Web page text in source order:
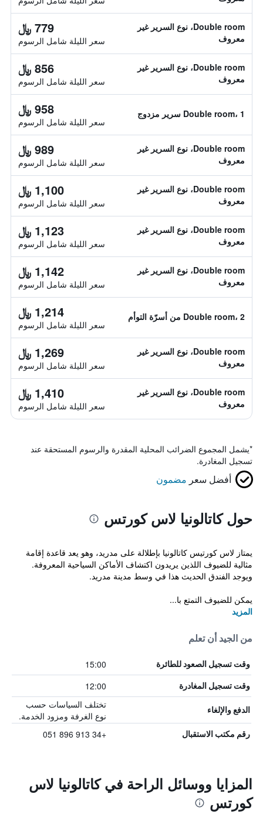
Double room، نوع السرير غير
معروف
779 ﷼
سعر الليلة شامل الرسوم
Double room، نوع السرير غير
معروف
856 ﷼
سعر الليلة شامل الرسوم
Double room، 1 سرير مزدوج 958 ﷼
سعر الليلة شامل الرسوم
Double room، نوع السرير غير
معروف
989 ﷼
سعر الليلة شامل الرسوم
Double room، نوع السرير غير
معروف
1,100 ﷼
سعر الليلة شامل الرسوم
Double room، نوع السرير غير
معروف
1,123 ﷼
سعر الليلة شامل الرسوم
Double room، نوع السرير غير
معروف
1,142 ﷼
سعر الليلة شامل الرسوم
Double room، 2 من أسرّة التوأم 1,214 ﷼
سعر الليلة شامل الرسوم
Double room، نوع السرير غير
معروف
1,269 ﷼
سعر الليلة شامل الرسوم
Double room، نوع السرير غير
معروف
1,410 ﷼
سعر الليلة شامل الرسوم
*يشمل المجموع الضرائب المحلية المقدرة والرسوم المستحقة عند
تسجيل المغادرة.
أفضل سعر مضمون
حول كاتالونيا لاس كورتس
يمتاز لاس كورتيس كاتالونيا بإطلالة على مدريد، وهو يعد قاعدة إقامة
مثالية للضيوف اللذين يريدون اكتشاف الأماكن السياحية المعروفة.
ويوجد الفندق الحديث هذا في وسط مدينة مدريد.
يمكن للضيوف التمتع با...
المزيد
من الجيد أن تعلم
وقت تسجيل الصعود للطائرة 15:00
وقت تسجيل المغادرة 12:00
الدفع والإلغاء
تختلف السياسات حسب
نوع الغرفة ومزود الخدمة.
رقم مكتب الاستقبال +34 913 896 051
المزايا ووسائل الراحة في كاتالونيا لاس
كورتس